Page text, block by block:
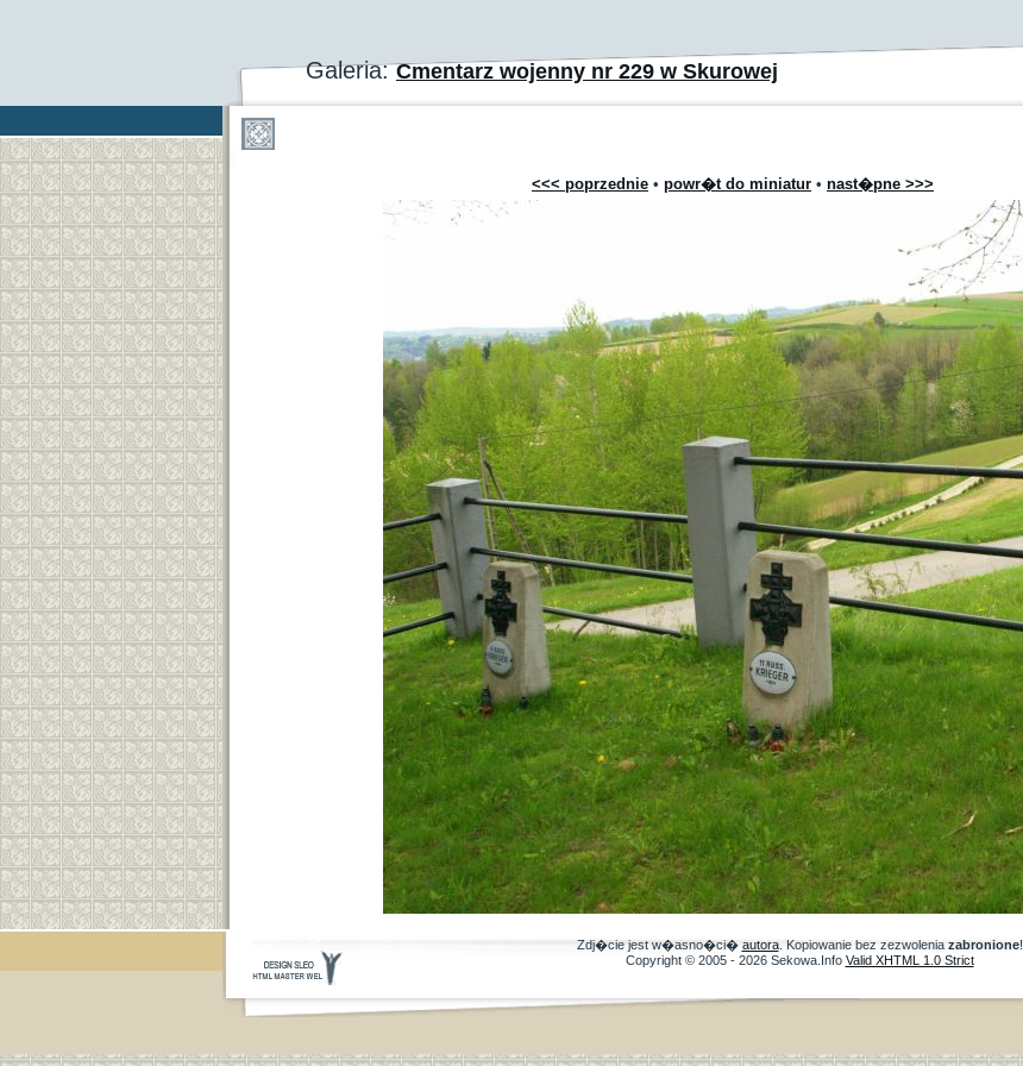
Galeria:Cmentarz wojenny nr 229 w Skurowej
<<< poprzednie • powr�t do miniatur • nast�pne >>>
Zdj�cie jest w�asno�ci� autora. Kopiowanie bez zezwolenia zabronione!
Copyright © 2005 - 2026 Sekowa.Info Valid XHTML 1.0 Strict